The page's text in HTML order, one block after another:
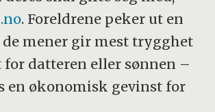
. Foreldrene peker ut en
de mener gir mest trygghet
datteren eller sønnen –
en økonomisk gevinst for